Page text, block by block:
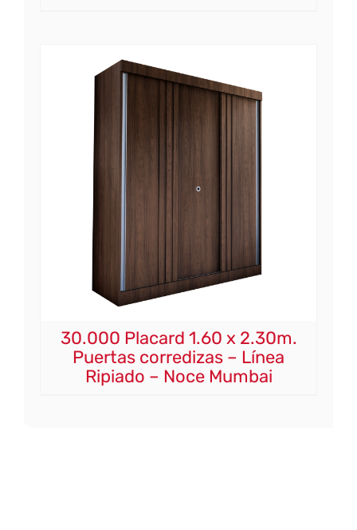
30.000 Placard 1.60 x 2.30m.
Puertas corredizas – Línea
Ripiado – Noce Mumbai